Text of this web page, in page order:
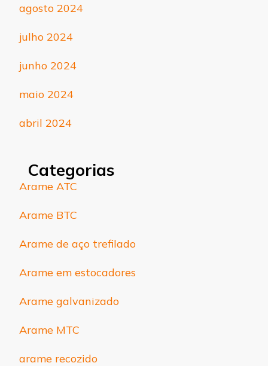
agosto 2024
julho 2024
junho 2024
maio 2024
abril 2024
Categorias
Arame ATC
Arame BTC
Arame de aço trefilado
Arame em estocadores
Arame galvanizado
Arame MTC
arame recozido